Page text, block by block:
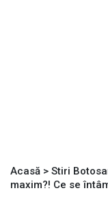
Acasă > Stiri
maxim?! Ce se